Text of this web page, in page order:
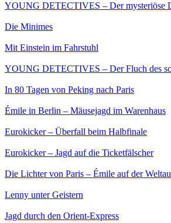
YOUNG DETECTIVES – Der mysteriöse
Die Minimes
Mit Einstein im Fahrstuhl
YOUNG DETECTIVES – Der Fluch des
In 80 Tagen von Peking nach Paris
Émile in Berlin – Mäusejagd im Warenhaus
Eurokicker – Überfall beim Halbfinale
Eurokicker – Jagd auf die Ticketfälscher
Die Lichter von Paris – Émile auf der
Lenny unter Geistern
Jagd durch den Orient-Express